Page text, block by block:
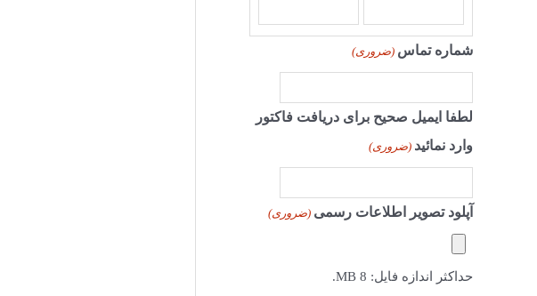
شماره تماس (ضروری)
لطفا ایمیل صحیح برای دریافت فاکتور
وارد نمائید (ضروری)
آپلود تصویر اطلاعات رسمی (ضروری)
حداکثر اندازه فایل: 8 MB.